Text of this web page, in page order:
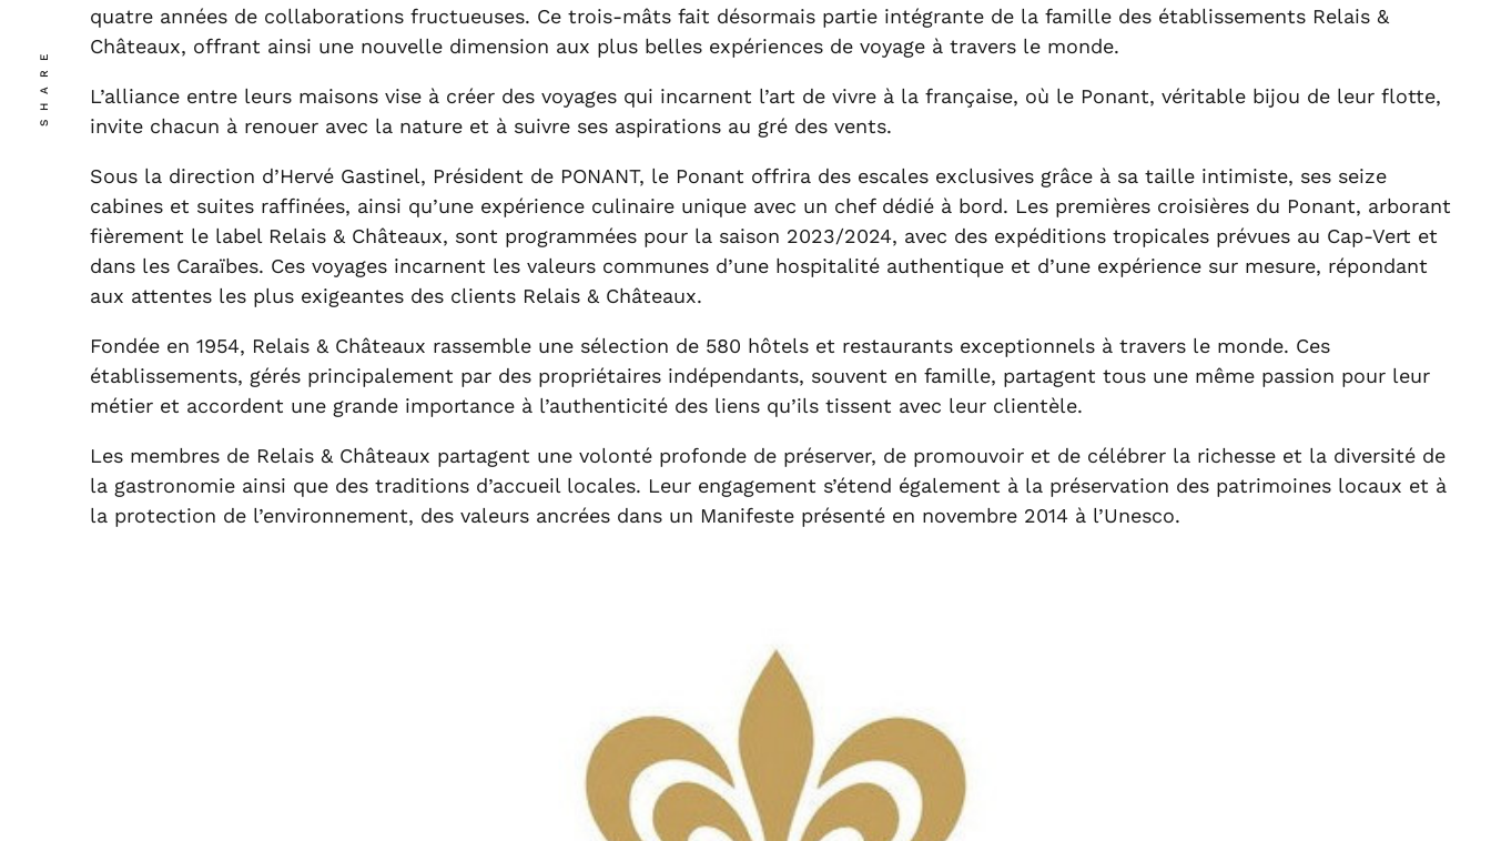
SHARE
quatre années de collaborations fructueuses. Ce trois-mâts fait désormais partie intégrante de la famille des établissements Relais &
Châteaux, offrant ainsi une nouvelle dimension aux plus belles expériences de voyage à travers le monde.
L’alliance entre leurs maisons vise à créer des voyages qui incarnent l’art de vivre à la française, où le Ponant, véritable bijou de leur flotte,
invite chacun à renouer avec la nature et à suivre ses aspirations au gré des vents.
Sous la direction d’Hervé Gastinel, Président de PONANT, le Ponant offrira des escales exclusives grâce à sa taille intimiste, ses seize
cabines et suites raffinées, ainsi qu’une expérience culinaire unique avec un chef dédié à bord. Les premières croisières du Ponant, arborant
fièrement le label Relais & Châteaux, sont programmées pour la saison 2023/2024, avec des expéditions tropicales prévues au Cap-Vert et
dans les Caraïbes. Ces voyages incarnent les valeurs communes d’une hospitalité authentique et d’une expérience sur mesure, répondant
aux attentes les plus exigeantes des clients Relais & Châteaux.
Fondée en 1954, Relais & Châteaux rassemble une sélection de 580 hôtels et restaurants exceptionnels à travers le monde. Ces
établissements, gérés principalement par des propriétaires indépendants, souvent en famille, partagent tous une même passion pour leur
métier et accordent une grande importance à l’authenticité des liens qu’ils tissent avec leur clientèle.
Les membres de Relais & Châteaux partagent une volonté profonde de préserver, de promouvoir et de célébrer la richesse et la diversité de
la gastronomie ainsi que des traditions d’accueil locales. Leur engagement s’étend également à la préservation des patrimoines locaux et à
la protection de l’environnement, des valeurs ancrées dans un Manifeste présenté en novembre 2014 à l’Unesco.